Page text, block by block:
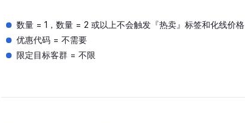
数量 = 1，数量 = 2 或以上不会触发『热卖』标签和化线价格
优惠代码 = 不需要
限定目标客群 = 不限